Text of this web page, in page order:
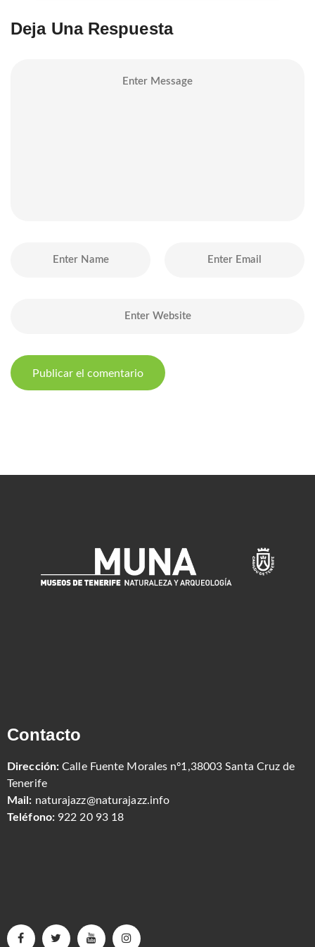
Deja Una Respuesta
Contacto
Dirección: Calle Fuente Morales nº1,38003 Santa Cruz de
Tenerife
Mail: naturajazz@naturajazz.info
Teléfono: 922 20 93 18